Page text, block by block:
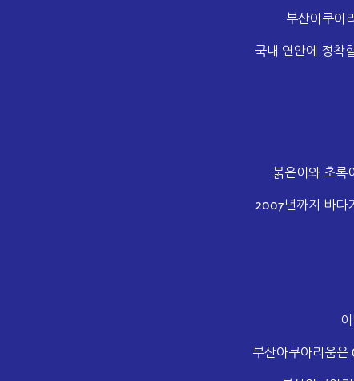
부산아쿠아
국내 연안에 정착
붉은이와 초록
2007년까지 바다
부산아쿠아리움은